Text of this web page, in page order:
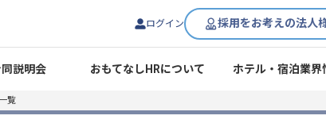
ログイン 採用をお考えの法人
説明会 おもてなしHRについて ホテル・宿泊業界
覧